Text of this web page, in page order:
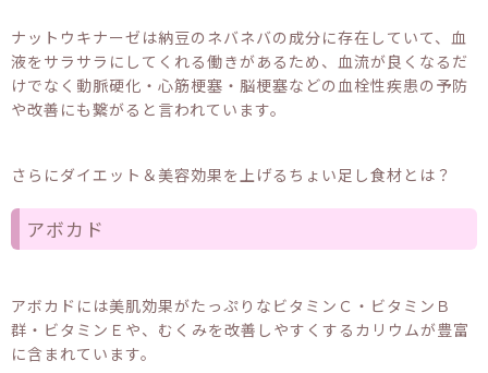
ナットウキナーゼは納豆のネバネバの成分に存在していて、血
液をサラサラにしてくれる働きがあるため、血流が良くなるだ
けでなく動脈硬化・心筋梗塞・脳梗塞などの血栓性疾患の予防
や改善にも繋がると言われています。
さらにダイエット＆美容効果を上げるちょい足し食材とは？
アボカド
アボカドには美肌効果がたっぷりなビタミンＣ・ビタミンＢ
群・ビタミンＥや、むくみを改善しやすくするカリウムが豊富
に含まれています。